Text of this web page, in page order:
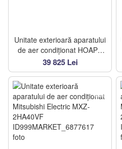
Unitate exterioară aparatului
de aer condiționat HOAPP
FREE FIVE HXZ-4G94VA
39 825 Lei